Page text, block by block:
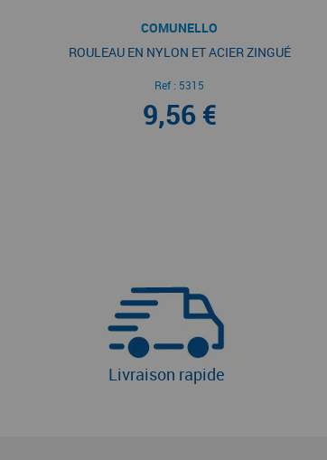
COMUNELLO
ROULEAU EN NYLON ET ACIER ZINGUÉ
Ref : 5315
9,56 €
Livraison rapide